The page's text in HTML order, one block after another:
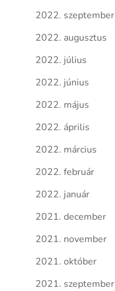
2022. szeptember
2022. augusztus
2022. július
2022. június
2022. május
2022. április
2022. március
2022. február
2022. január
2021. december
2021. november
2021. október
2021. szeptember